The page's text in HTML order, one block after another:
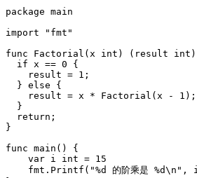
package main
import "fmt"
func Factorial(x int) (result
  if x == 0 {
    result = 1;
  } else {
    result = x * Factorial(x - 1);
  }
  return;
}
func main() {
    var i int = 15
fmt.Printf("%d 的阶乘是 %d\n",